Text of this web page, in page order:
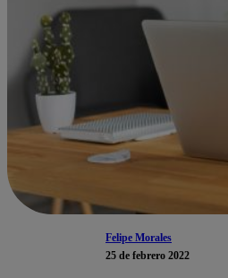
Felipe Morales
25 de febrero 2022